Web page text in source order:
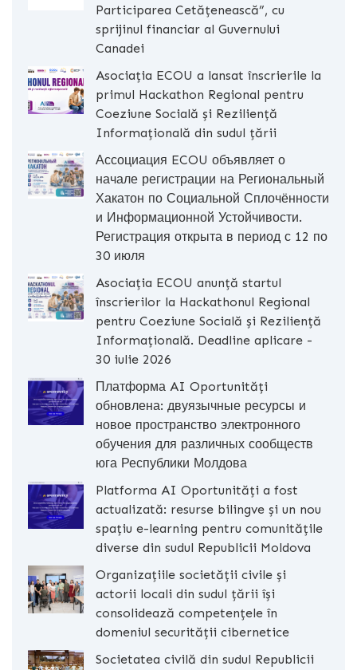
Participarea Cetățenească”, cu
sprijinul financiar al Guvernului
Canadei
Asociația ECOU a lansat înscrierile la
primul Hackathon Regional pentru
Coeziune Socială și Reziliență
Informațională din sudul țării
Ассоциация ECOU объявляет о
начале регистрации на Региональный
Хакатон по Социальной Сплочённости
и Информационной Устойчивости.
Регистрация открыта в период с 12 по
30 июля
Asociația ECOU anunță startul
înscrierilor la Hackathonul Regional
pentru Coeziune Socială și Reziliență
Informațională. Deadline aplicare -
30 iulie 2026
Платформа AI Oportunități
обновлена: двуязычные ресурсы и
новое пространство электронного
обучения для различных сообществ
юга Республики Молдова
Platforma AI Oportunități a fost
actualizată: resurse bilingve și un nou
spațiu e-learning pentru comunitățile
diverse din sudul Republicii Moldova
Organizațiile societății civile și
actorii locali din sudul țării își
consolidează competențele în
domeniul securității cibernetice
Societatea civilă din sudul Republicii